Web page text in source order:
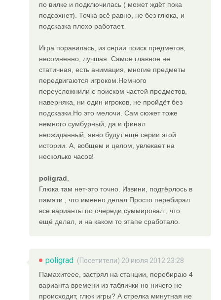
по вилке и подключилась ( может ждёт пока
подсохнет). Точка всё равно, не без глюка, и
подсказка плохо работает.
Игра поравилась, из серии поиск предметов,
несомненно, лучшая. Самое главное не
статичная, есть анимация, многие предметы
передвигаются игроком.Немного
переусложнили с поиском частей предметов,
наверняка, ни один игроков, не пройдёт без
подсказки.Но это мелочи. Сам сюжет тоже
немного сумбурный, да и финал
неожиданный, явно будут ещё серии этой
истории. А, вобщем и целом, увлекает на
несколько часов!
poligrad,
Глюка там нет-это точно. Извини, подтёрлось в
памяти , что именно делал.Просто перебирал
все варианты по очереди,суммировал , что
ещё делал, и на каком то этапе сработало.
poligrad
(Посетители) 20 июля 2012 23:28
Памахитеее, застрял на станции, перебираю 4
варианта времени из таблички но ничего не
происходит, глюк игры? А стрелка минутная не